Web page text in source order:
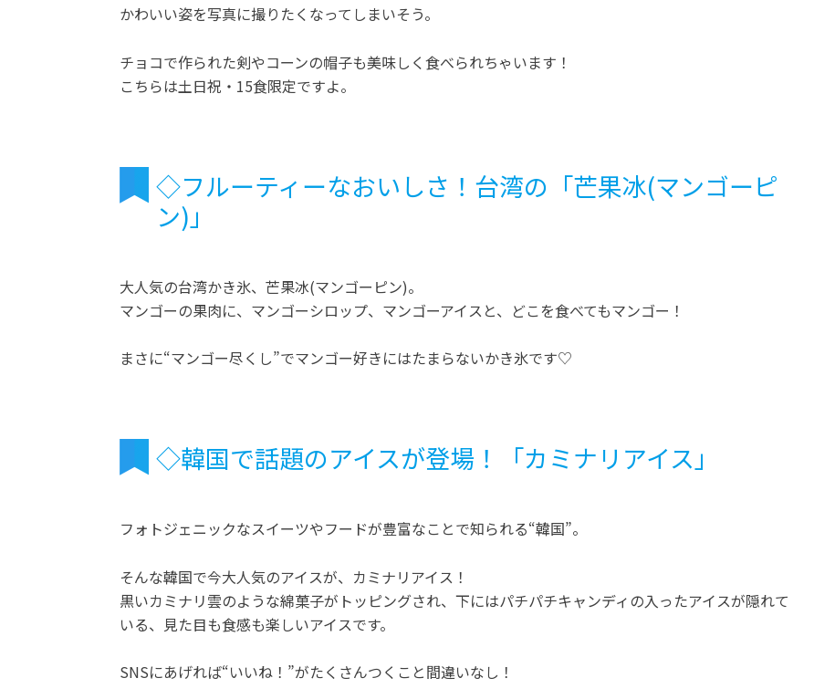
かわいい姿を写真に撮りたくなってしまいそう。
チョコで作られた剣やコーンの帽子も美味しく食べられちゃいます！
こちらは土日祝・15食限定ですよ。
◇フルーティーなおいしさ！台湾の「芒果冰(マンゴーピ
ン)」
大人気の台湾かき氷、芒果冰(マンゴーピン)。
マンゴーの果肉に、マンゴーシロップ、マンゴーアイスと、どこを食べてもマンゴー！
まさに“マンゴー尽くし”でマンゴー好きにはたまらないかき氷です♡
◇韓国で話題のアイスが登場！「カミナリアイス」
フォトジェニックなスイーツやフードが豊富なことで知られる“韓国”。
そんな韓国で今大人気のアイスが、カミナリアイス！
黒いカミナリ雲のような綿菓子がトッピングされ、下にはパチパチキャンディの入ったアイスが隠れて
いる、見た目も食感も楽しいアイスです。
SNSにあげれば“いいね！”がたくさんつくこと間違いなし！